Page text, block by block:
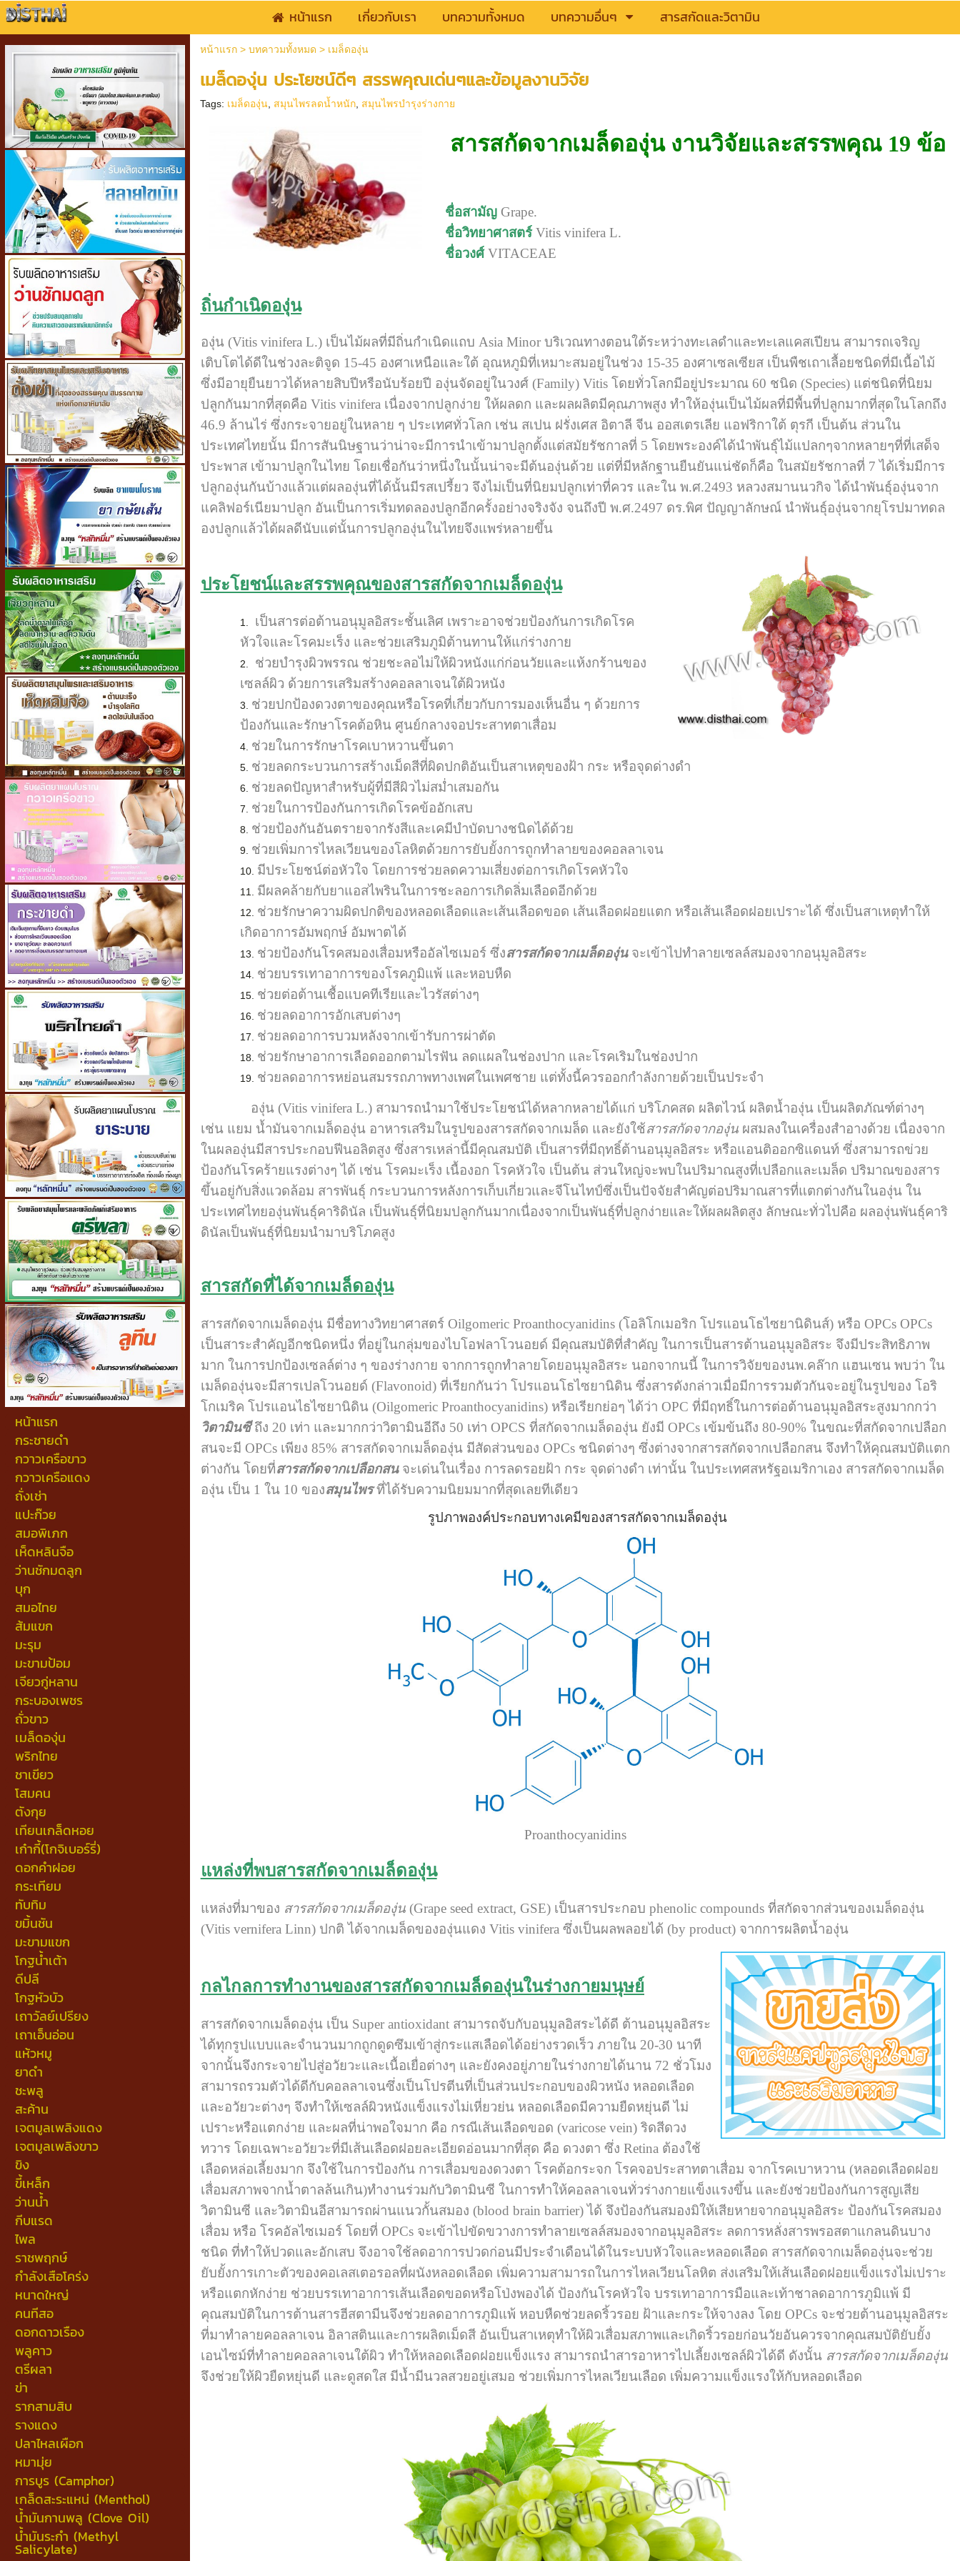
หน้าแรก เกี่ยวกับเรา บทความทั้งหมด บทความอื่นๆ สารสกัดและวิตามิน
หน้าแรก
กระชายดำ
กวาวเครือขาว
กวาวเครือแดง
ถั่งเช่า
แปะก๊วย
สมอพิเภก
เห็ดหลินจือ
ว่านชักมดลูก
บุก
สมอไทย
ส้มแขก
มะรุม
มะขามป้อม
เจียวกู่หลาน
กระบองเพชร
ถั่วขาว
เมล็ดองุ่น
พริกไทย
ชาเขียว
โสมคน
ตังกุย
เทียนเกล็ดหอย
เก๋ากี้(โกจิเบอร์รี่)
ดอกคำฝอย
กระเทียม
ทับทิม
ขมิ้นชัน
มะขามแขก
โกฐน้ำเต้า
ดีปลี
โกฐหัวบัว
เถาวัลย์เปรียง
เถาเอ็นอ่อน
แห้วหมู
ยาดำ
ชะพลู
สะค้าน
เจตมูลเพลิงแดง
เจตมูลเพลิงขาว
ขิง
ขี้เหล็ก
ว่านน้ำ
กีบแรด
ไพล
ราชพฤกษ์
กำลังเสือโคร่ง
หนาดใหญ่
คนทีสอ
ดอกดาวเรือง
พลูคาว
ตรีผลา
ข่า
รากสามสิบ
รางแดง
ปลาไหลเผือก
หมามุ่ย
การบูร (Camphor)
เกล็ดสะระแหน่ (Menthol)
น้ำมันกานพลู (Clove Oil)
น้ำมันระกำ (Methyl
Salicylate)
หน้าแรก> บทคาวมทั้งหมด > เมล็ดองุ่น
เมล็ดองุ่น ประโยชน์ดีๆ สรรพคุณเด่นๆและข้อมูลงานวิจัย
Tags: เมล็ดองุ่น สมุนไพรลดน้ำหนัก สมุนไพรบำรุงร่างกาย
สารสกัดจากเมล็ดองุ่น งานวิจัยและสรรพคุณ 19 ข้อ
ชื่อสามัญ Grape.
ชื่อวิทยาศาสตร์ Vitis vinifera L.
ชื่อวงศ์VITACEAE
ถิ่นกำเนิดองุ่น
องุ่น (Vitis vinifera L.) เป็นไม้ผลที่มีถิ่นกำเนิดแถบ Asia Minor บริเวณทางตอนใต้ระหว่างทะเลดำและทะเลแคสเปียน สามารถเจริญ
เติบโตได้ดีในช่วงละติจูด 15-45 องศาเหนือและใต้ อุณหภูมิที่เหมาะสมอยู่ในช่วง 15-35 องศาเซลเซียส เป็นพืชเถาเลื้อยชนิดที่มีเนื้อไม้
ซึ่งมีอายุยืนยาวได้หลายสิบปีหรือนับร้อยปี องุ่นจัดอยู่ในวงศ์ (Family) Vitis โดยทั่วโลกมีอยู่ประมาณ 60 ชนิด (Species) แต่ชนิดที่นิยม
ปลูกกันมากที่สุดคือ Vitis vinifera เนื่องจากปลูกง่าย ให้ผลดก และผลผลิตมีคุณภาพสูง ทำให้องุ่นเป็นไม้ผลที่มีพื้นที่ปลูกมากที่สุดในโลกถึง
46.9 ล้านไร่ ซึ่งกระจายอยู่ในหลาย ๆ ประเทศทั่วโลก เช่น สเปน ฝรั่งเศส อิตาลี จีน ออสเตรเลีย แอฟริกาใต้ ตุรกี เป็นต้น ส่วนใน
ประเทศไทยนั้น มีการสันนิษฐานว่าน่าจะมีการนำเข้ามาปลูกตั้งแต่สมัยรัชกาลที่ 5 โดยพระองค์ได้นำพันธุ์ไม้แปลกๆจากหลายๆที่ที่เสด็จ
ประพาส เข้ามาปลูกในไทย โดยเชื่อกันว่าหนึ่งในนั้นน่าจะมีต้นองุ่นด้วย แต่ที่มีหลักฐานยืนยันแน่ชัดก็คือ ในสมัยรัชกาลที่ 7 ได้เริ่มมีการ
ปลูกองุ่นกันบ้างแล้วแต่ผลองุ่นที่ได้นั้นมีรสเปรี้ยว จึงไม่เป็นที่นิยมปลูกเท่าที่ควร และใน พ.ศ.2493 หลวงสมานนวกิจ ได้นำพันธุ์องุ่นจาก
แคลิฟอร์เนียมาปลูก อันเป็นการเริ่มทดลองปลูกอีกครั้งอย่างจริงจัง จนถึงปี พ.ศ.2497 ดร.พิศ ปัญญาลักษณ์ นำพันธุ์องุ่นจากยุโรปมาทดล
องปลูกแล้วได้ผลดีนับแต่นั้นการปลูกองุ่นในไทยจึงแพร่หลายขึ้น
ประโยชน์และสรรพคุณของสารสกัดจากเมล็ดองุ่น
เป็นสารต่อต้านอนุมูลอิสระชั้นเลิศ เพราะอาจช่วยป้องกันการเกิดโรค
หัวใจและโรคมะเร็ง และช่วยเสริมภูมิต้านทานให้แก่ร่างกาย
ช่วยบำรุงผิวพรรณ ช่วยชะลอไม่ให้ผิวหนังแก่ก่อนวัยและแห้งกร้านของ
เซลล์ผิว ด้วยการเสริมสร้างคอลลาเจนใต้ผิวหนัง
ช่วยปกป้องดวงตาของคุณหรือโรคที่เกี่ยวกับการมองเห็นอื่น ๆ ด้วยการ
ป้องกันและรักษาโรคต้อหิน ศูนย์กลางจอประสาทตาเสื่อม
ช่วยในการรักษาโรคเบาหวานขึ้นตา
ช่วยลดกระบวนการสร้างเม็ดสีที่ผิดปกติอันเป็นสาเหตุของฝ้า กระ หรือจุดด่างดำ
ช่วยลดปัญหาสำหรับผู้ที่มีสีผิวไม่สม่ำเสมอกัน
ช่วยในการป้องกันการเกิดโรคข้ออักเสบ
ช่วยป้องกันอันตรายจากรังสีและเคมีบำบัดบางชนิดได้ด้วย
ช่วยเพิ่มการไหลเวียนของโลหิตด้วยการยับยั้งการถูกทำลายของคอลลาเจน
มีประโยชน์ต่อหัวใจ โดยการช่วยลดความเสี่ยงต่อการเกิดโรคหัวใจ
มีผลคล้ายกับยาแอสไพรินในการชะลอการเกิดลิ่มเลือดอีกด้วย
ช่วยรักษาความผิดปกติของหลอดเลือดและเส้นเลือดขอด เส้นเลือดฝอยแตก หรือเส้นเลือดฝอยเปราะได้ ซึ่งเป็นสาเหตุทำให้
เกิดอาการอัมพฤกษ์ อัมพาตได้
ช่วยป้องกันโรคสมองเสื่อมหรืออัลไซเมอร์ ซึ่งสารสกัดจากเมล็ดองุ่น จะเข้าไปทำลายเซลล์สมองจากอนุมูลอิสระ
ช่วยบรรเทาอาการของโรคภูมิแพ้ และหอบหืด
ช่วยต่อต้านเชื้อแบคทีเรียและไวรัสต่างๆ
ช่วยลดอาการอักเสบต่างๆ
ช่วยลดอาการบวมหลังจากเข้ารับการผ่าตัด
ช่วยรักษาอาการเลือดออกตามไรฟัน ลดแผลในช่องปาก และโรคเริมในช่องปาก
ช่วยลดอาการหย่อนสมรรถภาพทางเพศในเพศชาย แต่ทั้งนี้ควรออกกำลังกายด้วยเป็นประจำ
องุ่น (Vitis vinifera L.) สามารถนำมาใช้ประโยชน์ได้หลากหลายได้แก่ บริโภคสด ผลิตไวน์ ผลิตน้ำองุ่น เป็นผลิตภัณฑ์ต่างๆ
เช่น แยม น้ำมันจากเมล็ดองุ่น อาหารเสริมในรูปของสารสกัดจากเมล็ด และยังใช้สารสกัดจากองุ่นผสมลงในเครื่องสำอางด้วย เนื่องจาก
ในผลองุ่นมีสารประกอบฟีนอลิตสูง ซึ่งสารเหล่านี้มีคุณสมบัติ เป็นสารที่มีฤทธิ์ต้านอนุมูลอิสระ หรือแอนติออกซิแดนท์ ซึ่งสามารถข่วย
ป้องกันโรคร้ายแรงต่างๆ ได้ เช่น โรคมะเร็ง เนื้องอก โรคหัวใจ เป็นต้น ส่วนใหญ่จะพบในปริมาณสูงที่เปลือกและเมล็ด ปริมาณของสาร
ขึ้นอยู่กับสิ่งแวดล้อม สารพันธุ์ กระบวนการหลังการเก็บเกี่ยวและจีโนไทป์ซึ่งเป็นปัจจัยสำคัญต่อปริมาณสารที่แตกต่างกันในองุ่น ใน
ประเทศไทยองุ่นพันธุ์คาริดินัล เป็นพันธุ์ที่นิยมปลูกกันมากเนื่องจากเป็นพันธุ์ที่ปลูกง่ายและให้ผลผลิตสูง ลักษณะทั่วไปคือ ผลองุ่นพันธุ์คาริ
ดินัลเป็นพันธุ์ที่นิยมนำมาบริโภคสูง
สารสกัดที่ได้จากเมล็ดองุ่น
สารสกัดจากเมล็ดองุ่น มีชื่อทางวิทยาศาสตร์ Oilgomeric Proanthocyanidins (โอลิโกเมอริก โปรแอนโธไซยานิดินส์) หรือ OPCs OPCs
เป็นสาระสำคัญอีกชนิดหนึ่ง ที่อยู่ในกลุ่มของไบโอฟลาโวนอยด์ มีคุณสมบัติที่สำคัญ ในการเป็นสารต้านอนุมูลอิสระ จึงมีประสิทธิภาพ
มาก ในการปกป้องเซลล์ต่าง ๆ ของร่างกาย จากการถูกทำลายโดยอนุมูลอิสระ นอกจากนนี้ ในการวิจัยของนพ.คล๊าก แฮนเซน พบว่า ใน
เมล็ดองุ่นจะมีสารเปลโวนอยด์ (Flavonoid) ที่เรียกกันว่า โปรแอนโธไซยานิดิน ซึ่งสารดังกล่าวเมื่อมีการรวมตัวกันจะอยู่ในรูปของ โอริ
โกเมริค โปรแอนไธไซยานิดิน (Oilgomeric Proanthocyanidins) หรือเรียกย่อๆ ได้ว่า OPC ที่มีฤทธิ์ในการต่อต้านอนุมูลอิสระสูงมากกว่า
วิตามินซีถึง 20 เท่า และมากกว่าวิตามินอีถึง 50 เท่า OPCS ที่สกัดจากเมล็ดองุ่น ยังมี OPCs เข้มข้นถึง 80-90% ในขณะที่สกัดจากเปลือก
สนจะมี OPCs เพียง 85% สารสกัดจากเมล็ดองุ่น มีสัดส่วนของ OPCs ชนิดต่างๆ ซึ่งต่างจากสารสกัดจากเปลือกสน จึงทำให้คุณสมบัติแตก
ต่างกัน โดยที่สารสกัดจากเปลือกสนจะเด่นในเรื่อง การลดรอยฝ้า กระ จุดด่างดำ เท่านั้น ในประเทศสหรัฐอเมริกาเอง สารสกัดจากเมล็ด
องุ่น เป็น 1 ใน 10 ของสมุนไพรที่ได้รับความนิยมมากที่สุดเลยทีเดียว
รูปภาพองค์ประกอบทางเคมีของสารสกัดจากเมล็ดองุ่น
Proanthocyanidins
แหล่งที่พบสารสกัดจากเมล็ดองุ่น
แหล่งที่มาของ สารสกัดจากเมล็ดองุ่น(Grape seed extract, GSE) เป็นสารประกอบ phenolic compounds ที่สกัดจากส่วนของเมล็ดองุ่น
(Vitis vernifera Linn) ปกติ ได้จากเมล็ดขององุ่นแดง Vitis vinifera ซึ่งเป็นผลพลอยได้ (by product) จากการผลิตน้ำองุ่น
กลไกลการทำงานของสารสกัดจากเมล็ดองุ่นในร่างกายมนุษย์
สารสกัดจากเมล็ดองุ่น เป็น Super antioxidant สามารถจับกับอนุมูลอิสระได้ดี ต้านอนุมูลอิสระ
ได้ทุกรูปแบบและจำนวนมากถูกดูดซึมเข้าสู่กระแสเลือดได้อย่างรวดเร็ว ภายใน 20-30 นาที
จากนั้นจึงกระจายไปสู่อวัยวะและเนื้อเยื่อต่างๆ และยังคงอยู่ภายในร่างกายได้นาน 72 ชั่วโมง
สามารถรวมตัวได้ดีกับคอลลาเจนซึ่งเป็นโปรตีนที่เป็นส่วนประกอบของผิวหนัง หลอดเลือด
และอวัยวะต่างๆ จึงทำให้เซลล์ผิวหนังแข็งแรงไม่เหี่ยวย่น หลอดเลือดมีความยืดหยุ่นดี ไม่
เปราะหรือแตกง่าย และผลที่น่าพอใจมาก คือ กรณีเส้นเลือดขอด (varicose vein) ริดสีดวง
ทวาร โดยเฉพาะอวัยวะที่มีเส้นเลือดฝอยละเอียดอ่อนมากที่สุด คือ ดวงตา ซึ่ง Retina ต้องใช้
เลือดหล่อเลี้ยงมาก จึงใช้ในการป้องกัน การเสื่อมของดวงตา โรคต้อกระจก โรคจอประสาทตาเสื่อม จากโรคเบาหวาน (หลอดเลือดฝอย
เสื่อมสภาพจากน้ำตาลล้นเกิน)ทำงานร่วมกับวิตามินซี ในการทำให้คอลลาเจนทั่วร่างกายแข็งแรงขึ้น และยังช่วยป้องกันการสูญเสีย
วิตามินซี และวิตามินอีสามารถผ่านแนวกั้นสมอง (blood brain barrier) ได้ จึงป้องกันสมองมิให้เสียหายจากอนุมูลอิสระ ป้องกันโรคสมอง
เสื่อม หรือ โรคอัลไซเมอร์ โดยที่ OPCs จะเข้าไปขัดขวางการทำลายเซลล์สมองจากอนุมูลอิสระ ลดการหลั่งสารพรอสตาแกลนดินบาง
ชนิด ที่ทำให้ปวดและอักเสบ จึงอาจใช้ลดอาการปวดก่อนมีประจำเดือนได้ในระบบหัวใจและหลอดเลือด สารสกัดจากเมล็ดองุ่นจะช่วย
ยับยั้งการเกาะตัวของคอเลสเตอรอลที่ผนังหลอดเลือด เพิ่มความสามารถในการไหลเวียนโลหิต ส่งเสริมให้เส้นเลือดฝอยแข็งแรงไม่เปราะ
หรือแตกหักง่าย ช่วยบรรเทาอาการเส้นเลือดขอดหรือโป่งพองได้ ป้องกันโรคหัวใจ บรรเทาอาการมือและเท้าชาลดอาการภูมิแพ้ มี
คุณสมบัติในการต้านสารฮีสตามีนจึงช่วยลดอาการภูมิแพ้ หอบหืดช่วยลดริ้วรอย ฝ้าและกระให้จางลง โดย OPCs จะช่วยต้านอนุมูลอิสระ
ที่มาทำลายคอลลาเจน อิลาสตินและการผลิตเม็ดสี อันเป็นสาเหตุทำให้ผิวเสื่อมสภาพและเกิดริ้วรอยก่อนวัยอันควรจากคุณสมบัติยับยั้ง
เอนไซม์ที่ทำลายคอลลาเจนใต้ผิว ทำให้หลอดเลือดฝอยแข็งแรง สามารถนำสารอาหารไปเลี้ยงเซลล์ผิวได้ดี ดังนั้น สารสกัดจากเมล็ดองุ่น
จึงช่วยให้ผิวยืดหยุ่นดี และดูสดใส มีน้ำมีนวลสวยอยู่เสมอ ช่วยเพิ่มการไหลเวียนเลือด เพิ่มความแข็งแรงให้กับหลอดเลือด